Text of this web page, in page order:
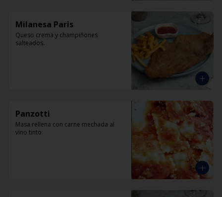
Milanesa Paris
Queso crema y champiñones
salteados.
Panzotti
Masa rellena con carne mechada al
vino tinto